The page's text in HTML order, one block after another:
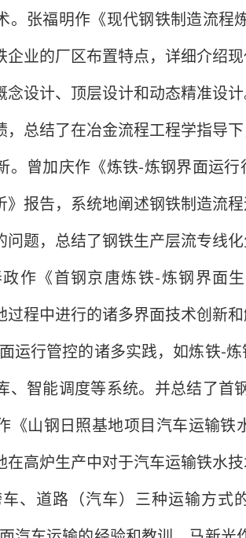
张福明作《现代钢铁制造流程
企业的厂区布置特点，详细介绍
念设计、顶层设计和动态精准设
，总结了在冶金流程工程学指导
。曾加庆作《炼铁-炼钢界面运
》报告，系统地阐述钢铁制造流
问题，总结了钢铁生产层流专线
作《首钢京唐炼铁-炼钢界面
程中进行的诸多界面技术创新
运行管控的诸多实践，如炼铁-炼
、智能调度等系统。并总结了首
《山钢日照基地项目汽车运输铁
在高炉生产中对于汽车运输铁水
、道路（汽车）三种运输方式